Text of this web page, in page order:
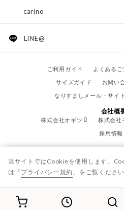
carino
LINE@
ご利用ガイド よくあるご
サイズガイド
お問い
なりすましメール・サイ
会社概
株式会社オギツ
株式会社
採用情報
© OGITSU CO.,LTD. /
当サイトではCookieを使用します。
は「プライバシー規約 」をご覧ください